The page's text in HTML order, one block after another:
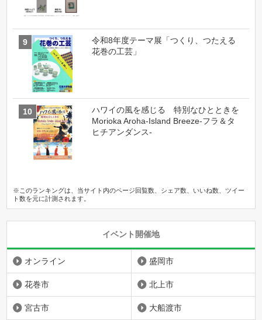
令和8年度テーマ展「つくり、つたえる
花巻の工芸」
ハワイの風を感じる 特別なひとときを
Morioka Aroha-Island Breeze-フラ＆タ
ヒチアンダンス-
※このランキングは、当サイト内のページ回覧数、シェア数、いいね数、ツイー
ト数を元に計測されます。
イベント開催地
オンライン 盛岡市
花巻市 北上市
宮古市 大船渡市